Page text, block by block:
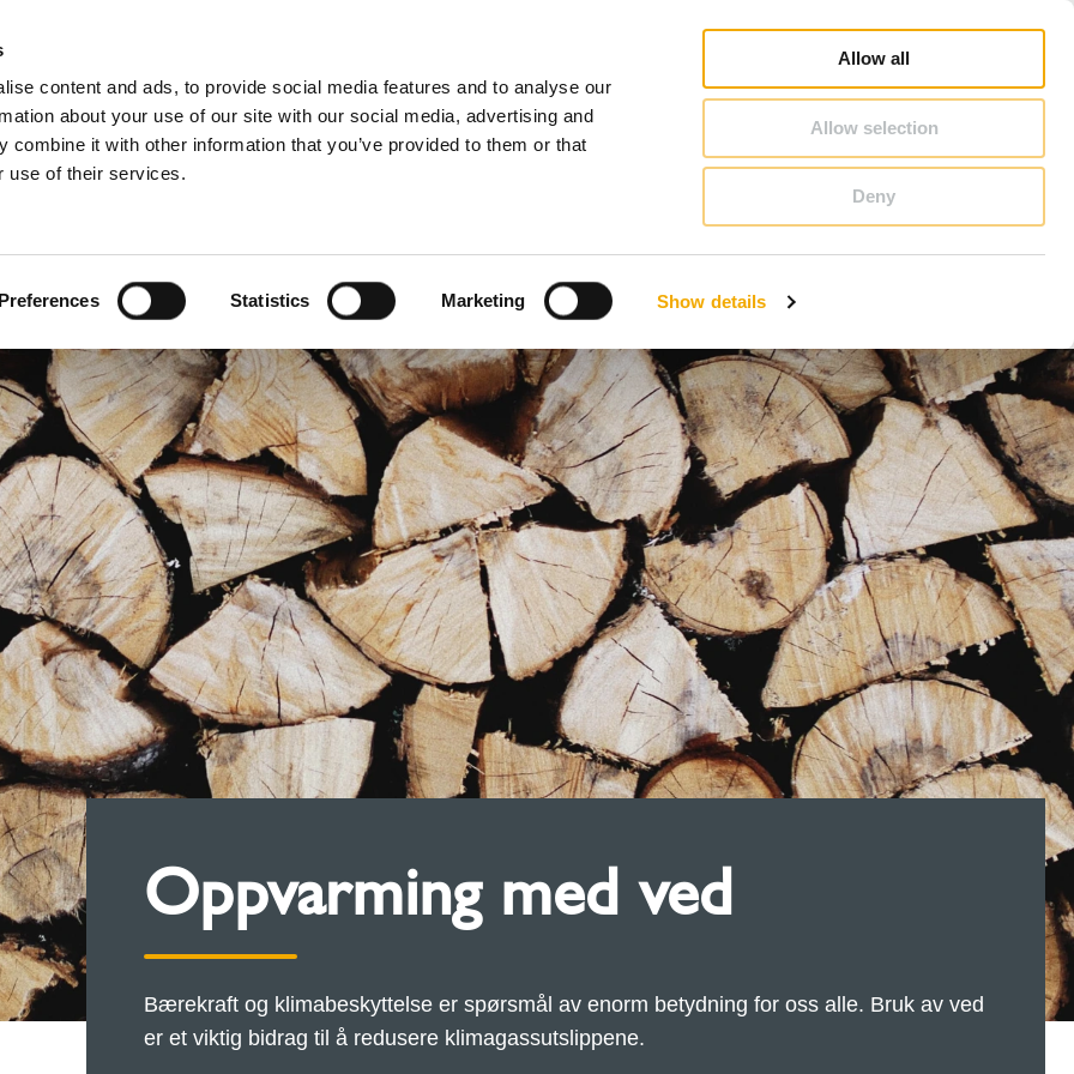
content and ads, to provide social media features and to analyse our
about your use of our site with our social media, advertising and
combine it with other information that you’ve provided to them or that
use of their services.
Preferences Statistics Marketing Show details
Allow all
Allow selection
Deny
Estland
Finland
Polen
Romania
Slovenia
Storbritannia
Tsjekkia
Tyskland
Østerrike
For profesjonelle
Oppvarming med ved
Bærekraft og klimabeskyttelse er spørsmål av enorm betydning for oss alle. Bruk av ved
er et viktig bidrag til å redusere klimagassutslippene.